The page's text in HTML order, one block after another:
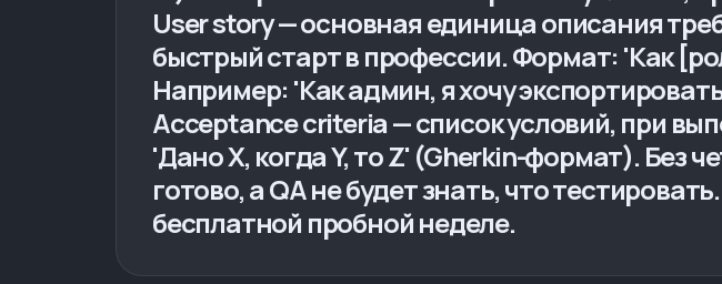
User story — основная единица описания
быстрый старт в профессии. Формат: 'Как
Например: 'Как админ, я хочу
Acceptance criteria — список условий, при
'Дано X, когда Y, то Z' (Gherkin-формат). Без
готово, а QA не будет знать, что
бесплатной пробной неделе.